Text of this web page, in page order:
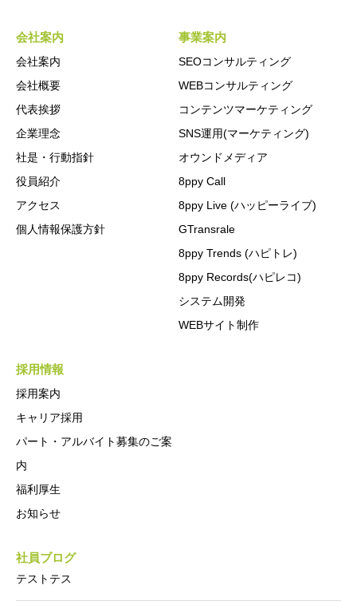
会社案内
会社案内
会社概要
代表挨拶
企業理念
社是・行動指針
役員紹介
アクセス
個人情報保護方針
事業案内
SEOコンサルティング
WEBコンサルティング
コンテンツマーケティング
SNS運用(マーケティング)
オウンドメディア
8ppy Call
8ppy Live (ハッピーライブ)
GTransrale
8ppy Trends (ハピトレ)
8ppy Records(ハピレコ)
システム開発
WEBサイト制作
採用情報
採用案内
キャリア採用
パート・アルバイト募集のご案
内
福利厚生
お知らせ
社員ブログ
テストテス